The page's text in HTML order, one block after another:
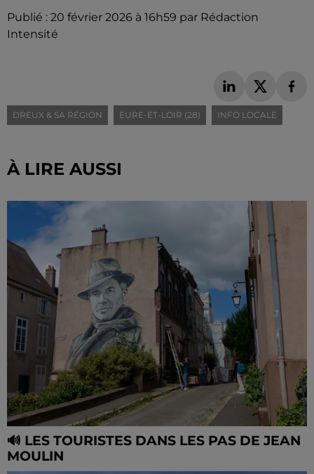
Publié : 20 février 2026 à 16h59 par Rédaction
Intensité
DREUX & SA RÉGION EURE-ET-LOIR (28) INFO LOCALE
À LIRE AUSSI
🔊 LES TOURISTES DANS LES PAS DE JEAN
MOULIN